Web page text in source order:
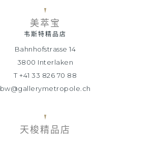
美萃宝
韦斯特精品店
Bahnhofstrasse 14
3800 Interlaken
T +41 33 826 70 88
bw@gallerymetropole.ch
天梭精品店